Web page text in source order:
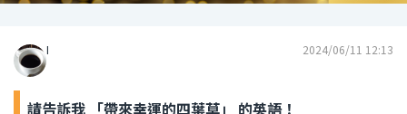
I 2024/06/11 12:13
請告訴我 「帶來幸運的四葉草」 的英語！